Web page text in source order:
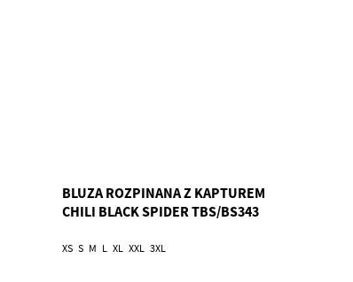
BLUZA ROZPINANA Z KAPTUREM
CHILI BLACK SPIDER TBS/BS343
XS S M L XL XXL 3XL